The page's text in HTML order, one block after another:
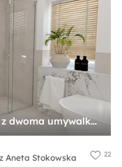
Dom w Orliczkach - Duża z lustrem z dwoma umywalkami z punktowym oświetleniem łazienka z oknem, styl nowoczesny - zdjęcie od WNĘTRZNOŚCI Projektowanie wnętrz Aneta Stokowska
Aneta Stokowska 22